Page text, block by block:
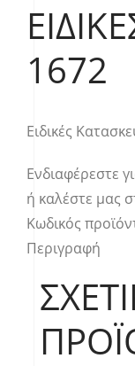
1672
Ειδικές
Ενδιαφέρεστε
ή καλέστε μας
Κωδικός
Περιγραφή